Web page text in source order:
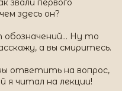
звали первого
здесь он?
обозначений... Ну то
а вы смиритесь.
ответить на вопрос,
я читал на лекции!